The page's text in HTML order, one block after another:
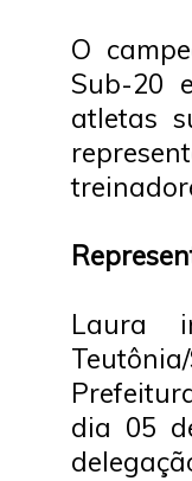
O
Sub-20
atletas
Laura
dia 05